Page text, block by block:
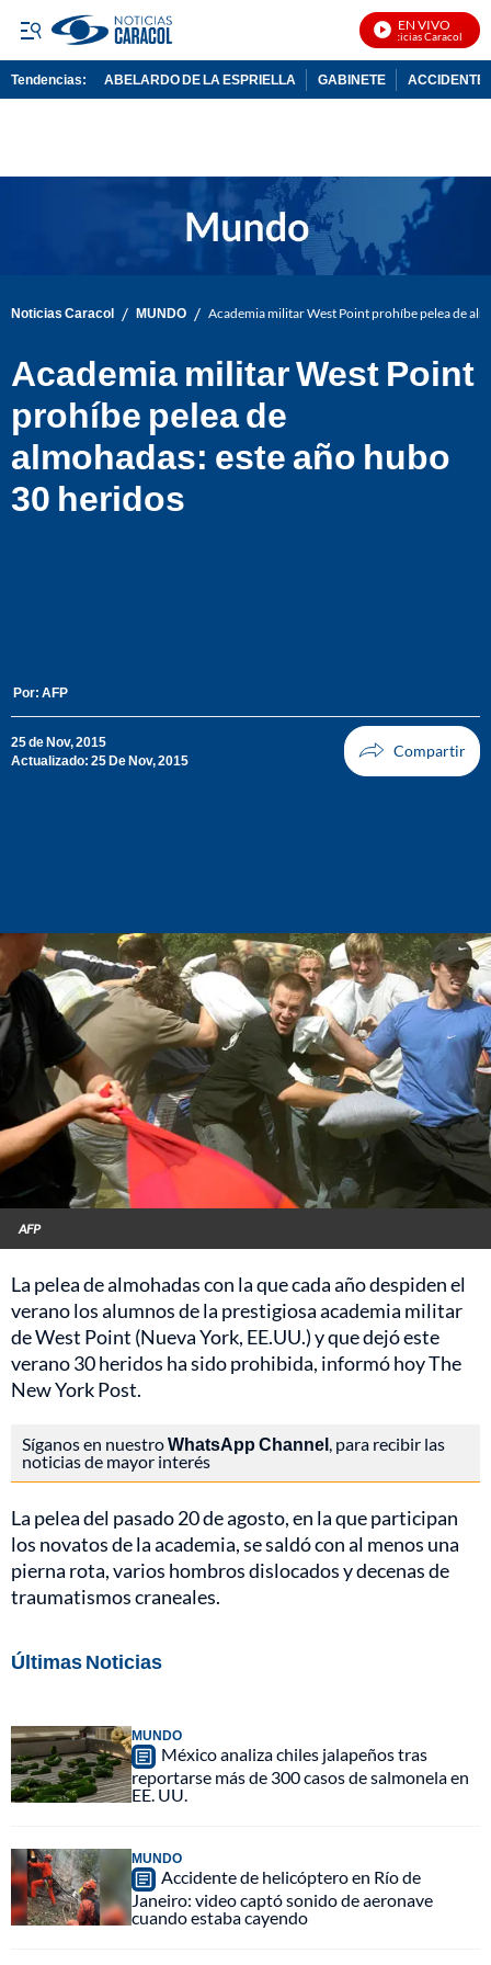
EN VIVO
Noticias Caracol En
Tendencias: ABELARDO DE LA ESPRIELLA GABINETE ACCIDENTE
Noticias Caracol / MUNDO / Academia militar West Point prohíbe pelea de
Academia militar West Point
prohíbe pelea de
almohadas: este año hubo
30 heridos
Por: AFP
25 de Nov, 2015
Actualizado: 25 De Nov, 2015
AFP
La pelea de almohadas con la que cada año despiden el
verano los alumnos de la prestigiosa academia militar
de West Point (Nueva York, EE.UU.) y que dejó este
verano 30 heridos ha sido prohibida, informó hoy The
New York Post.
Síganos en nuestroWhatsApp Channel, para recibir las
noticias de mayor interés
La pelea del pasado 20 de agosto, en la que participan
los novatos de la academia, se saldó con al menos una
pierna rota, varios hombros dislocados y decenas de
traumatismos craneales.
Últimas Noticias
MUNDO
México analiza chiles jalapeños tras
reportarse más de 300 casos de salmonela en
EE. UU.
MUNDO
Accidente de helicóptero en Río de
Janeiro: video captó sonido de aeronave
cuando estaba cayendo